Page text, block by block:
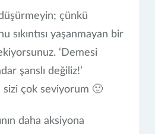
çünkü
sıkıntısı yaşanmayan bir
‘Demesi
şanslı değiliz!’
çok seviyorum 🙂
daha aksiyona